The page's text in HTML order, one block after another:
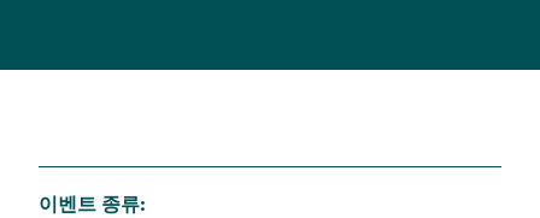
이벤트 종류: